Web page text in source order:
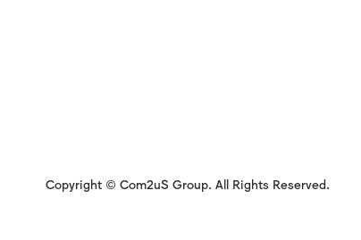
Copyright © Com2uS Group. All Rights Reserved.